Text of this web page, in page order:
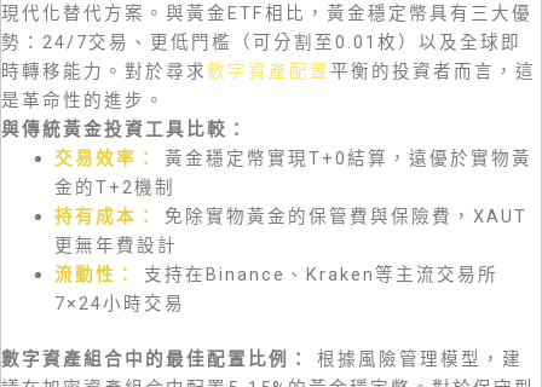
現代化替代方案。與黃金ETF相比，黃金穩定幣具有三大優
勢：24/7交易、更低門檻（可分割至0.01枚）以及全球即
時轉移能力。對於尋求數字資產配置平衡的投資者而言，這
是革命性的進步。
與傳統黃金投資工具比較：
交易效率：
黃金穩定幣實現T+0結算，遠優於實物黃
金的T+2機制
持有成本：
免除實物黃金的保管費與保險費，XAUT
更無年費設計
流動性：
支持在Binance、Kraken等主流交易所
7×24小時交易
數字資產組合中的最佳配置比例：
根據風險管理模型，建